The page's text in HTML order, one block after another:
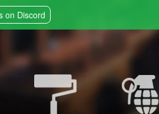
on Discord